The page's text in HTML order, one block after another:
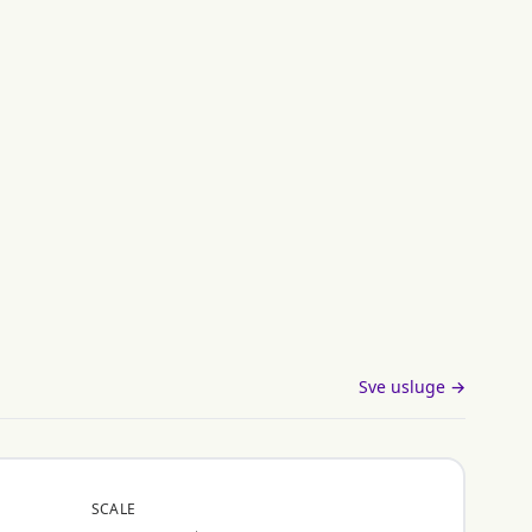
Sve usluge →
SCALE